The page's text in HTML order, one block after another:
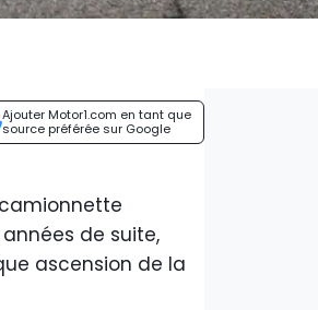
Ajouter Motor1.com en tant que
source préférée sur Google
de suite,
ascension de la